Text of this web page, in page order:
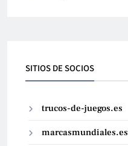
SITIOS DE SOCIOS
trucos-de-juegos.es
marcasmundiales.es